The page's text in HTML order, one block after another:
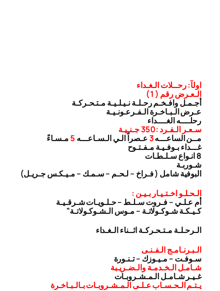
اولآ: رحــلات الـغـداء
الـعـرض رقم ( 1 )
أجـمـل وافـخـم رحـلـة نـيـلـيـة مـتـحـركـة
عـرض الـبـاخـرة الـفـرعـونـيـة
رحلــــه الغــــداء
سـعـر الـفـرد :350 جـنـيـة
مــن الساعـــه3عـصراً الـي الـسـاعـــه 5 مـسـاءً
غـــداء بـوفـيـة مـفـتـوح
8 انـواع سـلـطـات
شـوربـة
البوفية شامل ( فـراخ – لـحـم – سـمـك – مـيـكـس جـريـل)
الـحـلـو اخـتـيـار بـيـن :
أم عـلـي – فـروت سـلـط – حـلـويـات شـرقـيـة
كـيـكـة شـوكـولاتـة – مـوس الـشـوكـولاتـة”
الـرحـلـة مـتـحـركـة اثــناء الـغـداء
الـبـرنـامـج الـفـنـى
سـوفـت – مـيـوزك – تـنـورة
شـامـل الـخـدمـة والـضـريـبة
غـيـر شـامـل الـمـشـروبـات
يـتـم الـحـسـاب عـلـى الـمـشـروبـات بـالـبـاخـرة